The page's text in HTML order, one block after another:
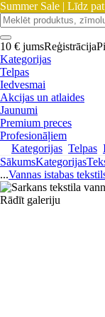
Summer Sale | Līdz
10 € jumsReģistrācija
Kategorijas
Telpas
Iedvesmai
Akcijas un atlaides
Jaunumi
Premium preces
Profesionāļiem
Kategorijas Telpas
SākumsKategorijas
...Vannas istabas
Rādīt galeriju